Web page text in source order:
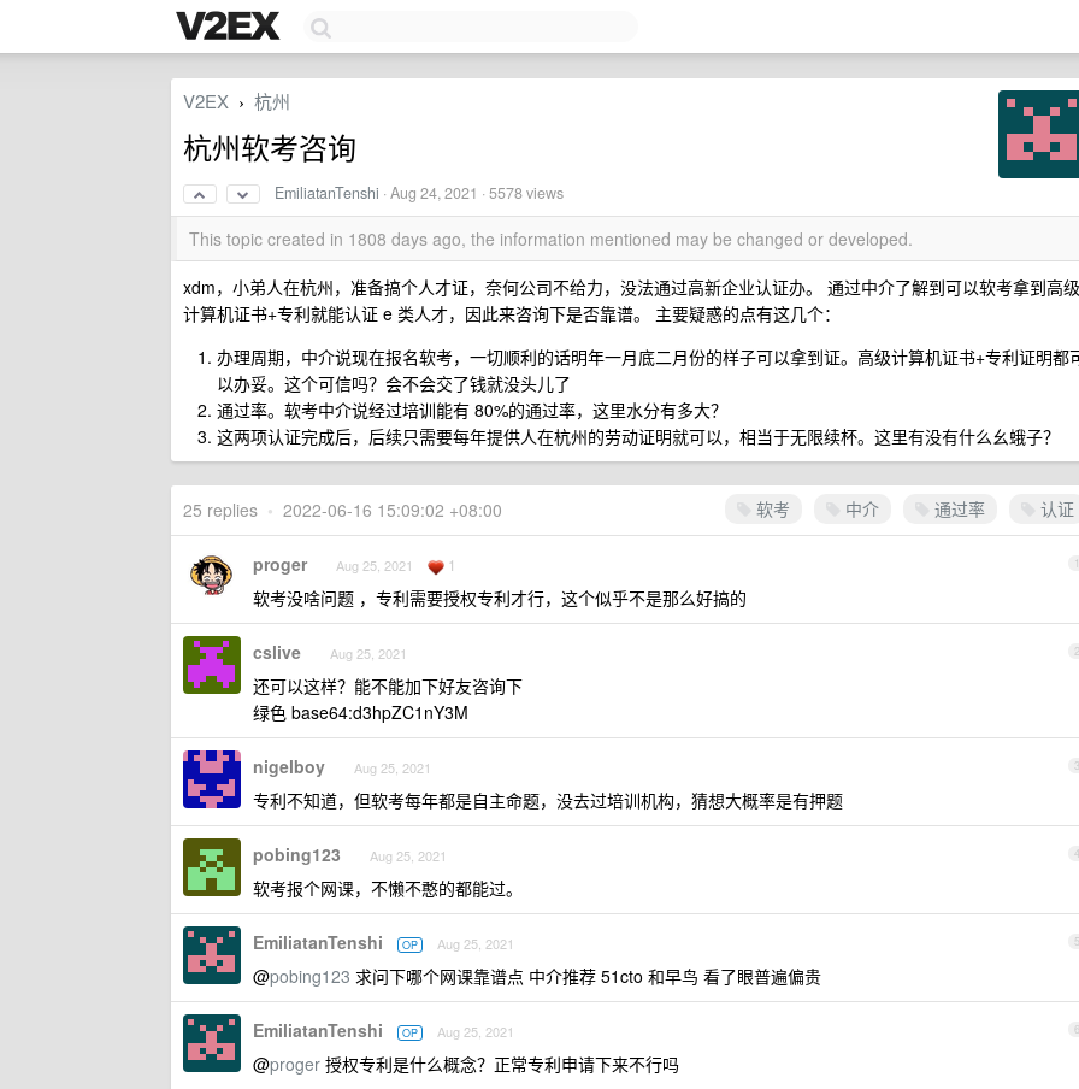
V2EX › 杭州
杭州软考咨询
EmiliatanTenshi ·Aug 24, 2021 · 5578 views
This topic created in 1808 days ago, the information mentioned may be changed or developed.
xdm，小弟人在杭州，准备搞个人才证，奈何公司不给力，没法通过高新企业认证办。 通过中介了解到可以软考拿到高级
计算机证书+专利就能认证 e 类人才，因此来咨询下是否靠谱。 主要疑惑的点有这几个：
办理周期，中介说现在报名软考，一切顺利的话明年一月底二月份的样子可以拿到证。高级计算机证书+专利证明都
以办妥。这个可信吗？会不会交了钱就没头儿了
通过率。软考中介说经过培训能有 80%的通过率，这里水分有多大？
这两项认证完成后，后续只需要每年提供人在杭州的劳动证明就可以，相当于无限续杯。这里有没有什么幺蛾子？
软考 中介 通过率 认证
25 replies • 2022-06-16 15:09:02 +08:00
1
proger Aug 25, 2021 1
软考没啥问题 ，专利需要授权专利才行，这个似乎不是那么好搞的
2
cslive Aug 25, 2021
还可以这样？能不能加下好友咨询下
绿色 base64:d3hpZC1nY3M
3
nigelboy Aug 25, 2021
专利不知道，但软考每年都是自主命题，没去过培训机构，猜想大概率是有押题
4
pobing123 Aug 25, 2021
软考报个网课，不懒不憨的都能过。
5
EmiliatanTenshi OP Aug 25, 2021
@pobing123 求问下哪个网课靠谱点 中介推荐 51cto 和早鸟 看了眼普遍偏贵
6
EmiliatanTenshi OP Aug 25, 2021
@proger 授权专利是什么概念？正常专利申请下来不行吗